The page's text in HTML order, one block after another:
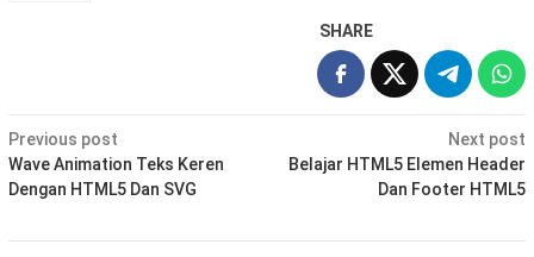
SHARE
Post
navigation
Previous post
Wave Animation Teks Keren
Dengan HTML5 Dan SVG
Next post
Belajar HTML5 Elemen Header
Dan Footer HTML5